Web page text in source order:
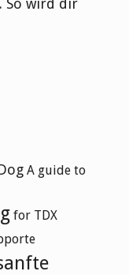
So wird dir
A guide to
for TDX